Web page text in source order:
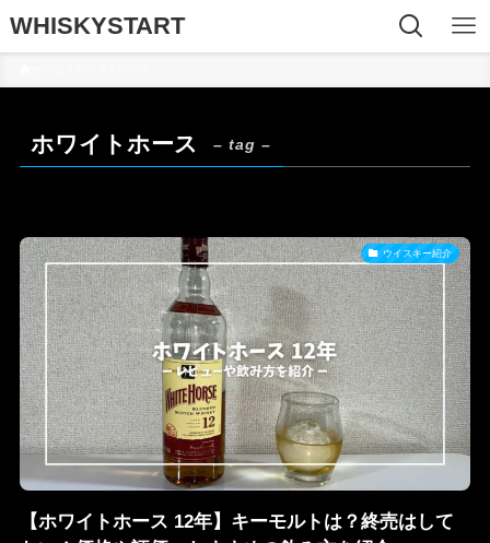
WHISKYSTART
ホワイトホース – tag –
ウイスキー紹介
【ホワイトホース 12年】キーモルトは？終売はして